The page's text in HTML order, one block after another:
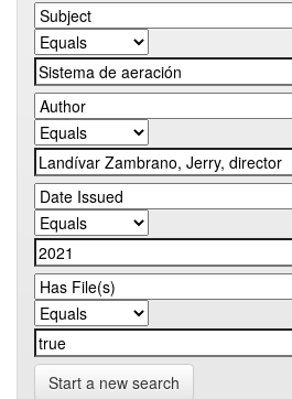
Start a new search